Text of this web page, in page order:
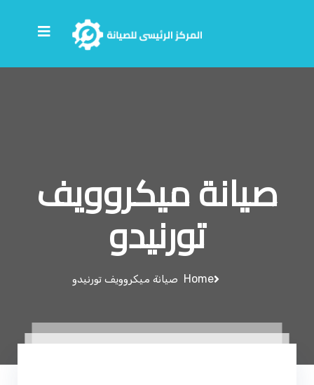
صيانة ميكروويف
تورنيدو
Home صيانة ميكروويف تورنيدو